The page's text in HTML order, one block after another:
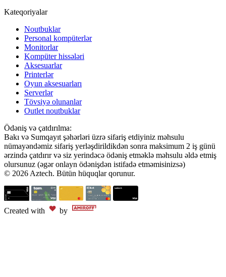
Kateqoriyalar
Noutbuklar
Personal kompüterlər
Monitorlar
Kompüter hissələri
Aksesuarlar
Printerlər
Oyun aksesuarları
Serverlər
Tövsiyə olunanlar
Outlet noutbuklar
Ödəniş və çatdırılma:
Bakı və Sumqayıt şəhərləri üzrə sifariş etdiyiniz məhsulu
nümayəndəmiz sifariş yerləşdirildikdən sonra maksimum 2 iş günü
ərzində çatdırır və siz yerindəcə ödəniş etməklə məhsulu əldə etmiş
olursunuz (əgər onlayn ödənişdən istifadə etməmisinizsə)
© 2026 Aztech. Bütün hüquqlar qorunur.
Created with by